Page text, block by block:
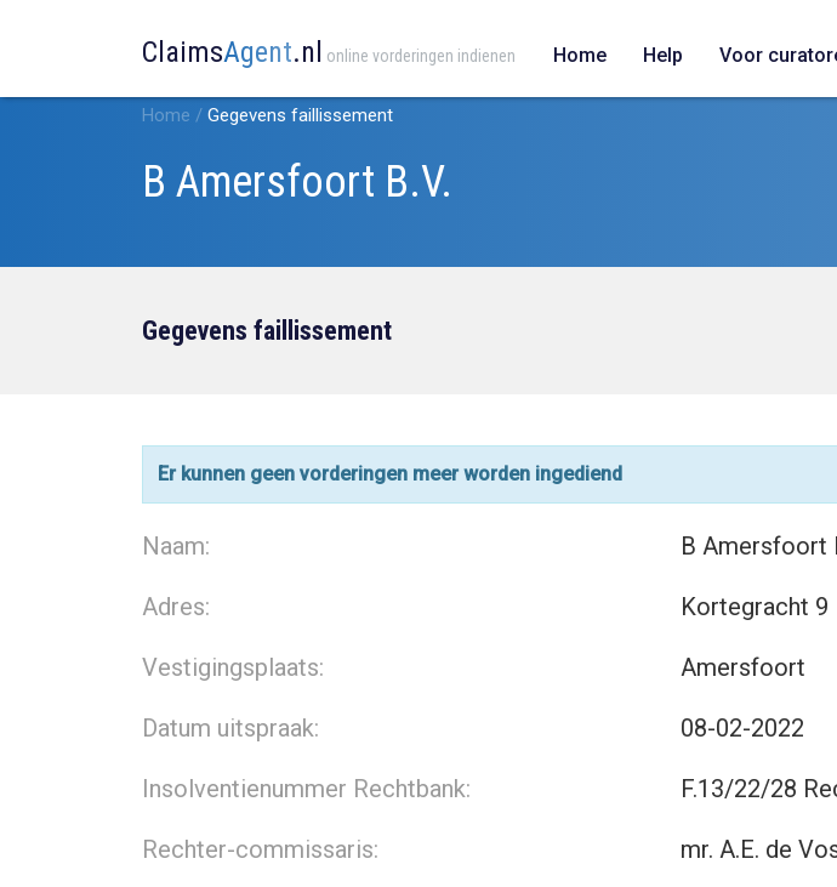
ClaimsAgent.nl online vorderingen indienen Home Help Voor
Home / Gegevens faillissement
B Amersfoort B.V.
Gegevens faillissement
Er kunnen geen vorderingen meer worden ingediend
Naam: B Amersfoort
Adres: Kortegracht 9
Vestigingsplaats: Amersfoort
Datum uitspraak: 08-02-2022
Insolventienummer Rechtbank: F.13/22/28
Rechter-commissaris: mr. A.E. de